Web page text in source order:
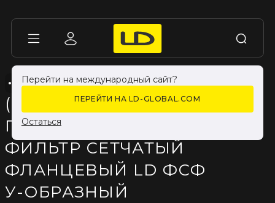
Перейти на международный сайт?
ПЕРЕЙТИ НА LD-GLOBAL.COM
Остаться
СНЯТО С ПРОИЗВОДСТВА
(СНЯТО С
ПРОИЗВОДСТВА)
ФИЛЬТР СЕТЧАТЫЙ
ФЛАНЦЕВЫЙ LD ФСФ
У-ОБРАЗНЫЙ
СНЯТО С ПРОИЗВОДСТВА